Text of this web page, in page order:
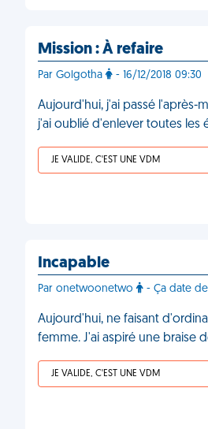
Mission : À refaire
Par Golgotha - 16/12/2018 09:30
Aujourd'hui, j'ai passé l'après-
j'ai oublié d'enlever toutes les
JE VALIDE, C'EST UNE VDM
Incapable
Par onetwoonetwo - Ça date
Aujourd'hui, ne faisant
femme. J'ai aspiré une braise
JE VALIDE, C'EST UNE VDM